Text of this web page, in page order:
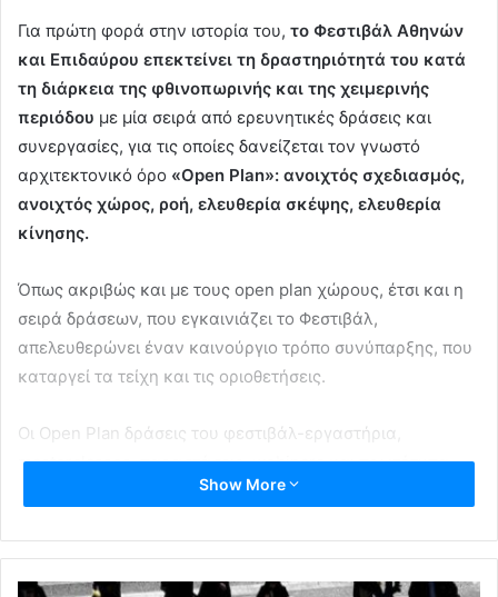
Για πρώτη φορά στην ιστορία του, το Φεστιβάλ Αθηνών
και Επιδαύρου επεκτείνει τη δραστηριότητά του κατά
τη διάρκεια της φθινοπωρινής και της χειμερινής
περιόδου με μία σειρά από ερευνητικές δράσεις και
συνεργασίες, για τις οποίες δανείζεται τον γνωστό
αρχιτεκτονικό όρο «Open Plan»: ανοιχτός σχεδιασμός,
ανοιχτός χώρος, ροή, ελευθερία σκέψης, ελευθερία
κίνησης.
Όπως ακριβώς και με τους open plan χώρους, έτσι και η
σειρά δράσεων, που εγκαινιάζει το Φεστιβάλ,
απελευθερώνει έναν καινούργιο τρόπο συνύπαρξης, που
καταργεί τα τείχη και τις οριοθετήσεις.
Οι Open Plan δράσεις του φεστιβάλ-εργαστήρια,
masterclasses, παραστάσεις, webinars και πρωτότυπα
απευθύνονται σε επαγγελματίες
ηλικιών.
Show More